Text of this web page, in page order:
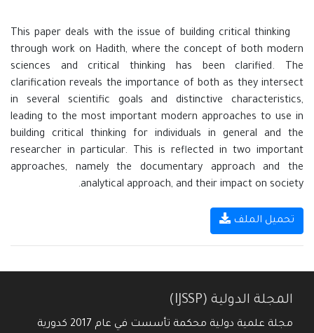
This paper deals with the issue of building critical thinking
through work on Hadith, where the concept of both modern
sciences and critical thinking has been clarified. The
clarification reveals the importance of both as they intersect
in several scientific goals and distinctive characteristics,
leading to the most important modern approaches to use in
building critical thinking for individuals in general and the
researcher in particular. This is reflected in two important
approaches, namely the documentary approach and the
analytical approach, and their impact on society.
تحميل الملف
المجلة الدولية (IJSSP)
مجلة علمية دولية محكمة تأسست في عام 2017 كدورية